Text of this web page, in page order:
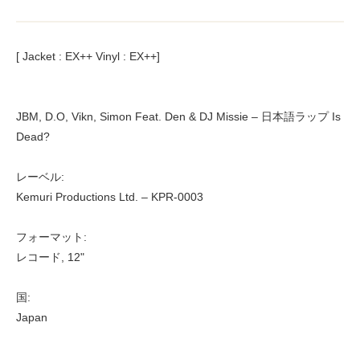
[ Jacket : EX++ Vinyl : EX++]
JBM, D.O, Vikn, Simon Feat. Den & DJ Missie – 日本語ラップ Is
Dead?
レーベル:
Kemuri Productions Ltd. – KPR-0003
フォーマット:
レコード, 12"
国:
Japan